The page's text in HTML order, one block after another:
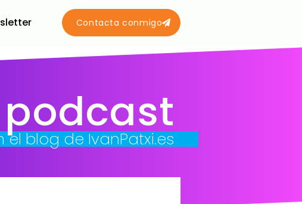
Contacta conmigo
el blog de IvanPatxi.es